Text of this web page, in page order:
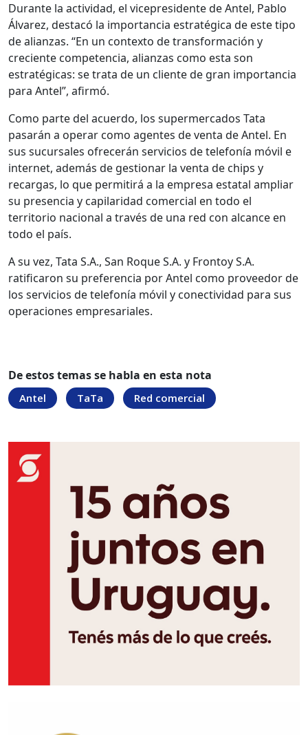
Durante la actividad, el vicepresidente de Antel, Pablo
Álvarez, destacó la importancia estratégica de este tipo
de alianzas. “En un contexto de transformación y
creciente competencia, alianzas como esta son
estratégicas: se trata de un cliente de gran importancia
para Antel”, afirmó.
Como parte del acuerdo, los supermercados Tata
pasarán a operar como agentes de venta de Antel. En
sus sucursales ofrecerán servicios de telefonía móvil e
internet, además de gestionar la venta de chips y
recargas, lo que permitirá a la empresa estatal ampliar
su presencia y capilaridad comercial en todo el
territorio nacional a través de una red con alcance en
todo el país.
A su vez, Tata S.A., San Roque S.A. y Frontoy S.A.
ratificaron su preferencia por Antel como proveedor de
los servicios de telefonía móvil y conectividad para sus
operaciones empresariales.
De estos temas se habla en esta nota
Antel TaTa Red comercial